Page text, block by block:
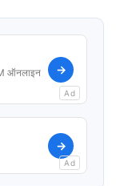
ऑनलाइन
→
Ad
→
Ad